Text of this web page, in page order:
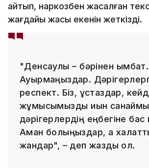
айтып, наркозбен жасалған
жағдайы жақсы екенін жеткізді.
"Денсаулық – бәрінен қымбат.
Ауырмаңыздар.
респект. Біз, ұстаздар,
жұмысымызды қиын
дәрігерлердің еңбегіне бас
Аман болыңыздар, ақ
жандар", – деп жазды ол.